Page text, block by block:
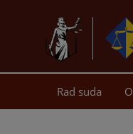
Rad suda